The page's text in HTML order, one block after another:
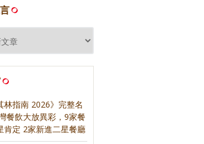
林指南 2026》完整名
餐飲大放異彩，9家餐
肯定 2家新進二星餐廳